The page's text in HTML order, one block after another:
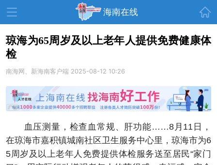
海南在线
资讯中心
教育 健康 房产
生活 演出 活动
展会 走读海南 周末去哪儿
琼海为65周岁及以上老年人提供免费健康体
检
南海网、新海南客户端 2025-08-12 10:26
血压测量，检查血常规、肝功能……8月11日，
在琼海市嘉积镇城南社区卫生服务中心里，琼海市为6
5周岁及以上老年人免费提供体检服务送至居民“家门